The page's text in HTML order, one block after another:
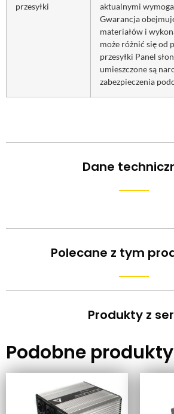
przesyłki
aktualnymi
Gwarancja
materiałów i
może różnić się od
przesyłki Panel
umieszczone są
zabezpieczenia
Dane
Polecane z tym
Produkty z
Podobne produkty